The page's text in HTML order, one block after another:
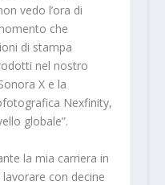
vedo l’ora di
che
di stampa
nel nostro
X e la
Nexfinity,
globale”.
la mia carriera in
con decine